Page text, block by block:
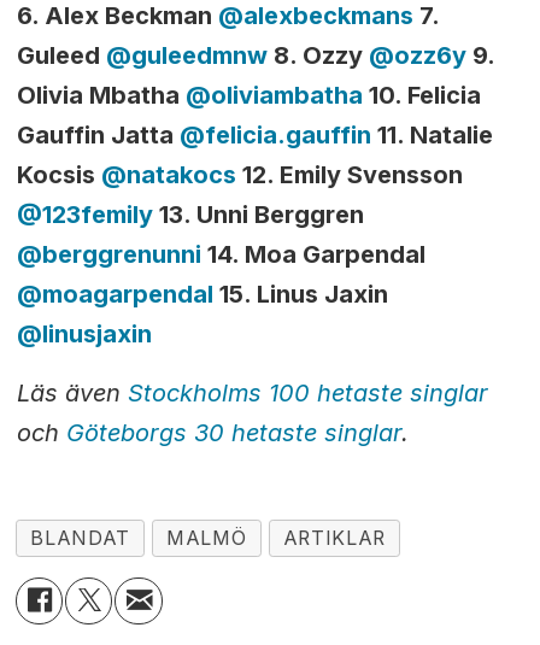
6. Alex Beckman @alexbeckmans 7.
Guleed @guleedmnw 8. Ozzy @ozz6y 9.
Olivia Mbatha @oliviambatha 10. Felicia
Gauffin Jatta @felicia.gauffin 11. Natalie
Kocsis @natakocs 12. Emily Svensson
@123femily 13. Unni Berggren
@berggrenunni 14. Moa Garpendal
@moagarpendal 15. Linus Jaxin
@linusjaxin
Läs även Stockholms 100 hetaste singlar
och Göteborgs 30 hetaste singlar.
BLANDAT MALMÖ ARTIKLAR